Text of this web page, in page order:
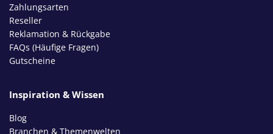
Zahlungsarten
Reseller
Reklamation & Rückgabe
FAQs (Häufige Fragen)
Gutscheine
Inspiration & Wissen
Blog
Branchen & Themenwelten